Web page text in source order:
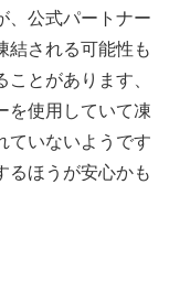
、公式パートナー
結される可能性も
とがあります、
を使用していて凍
ていないようです
るほうが安心かも